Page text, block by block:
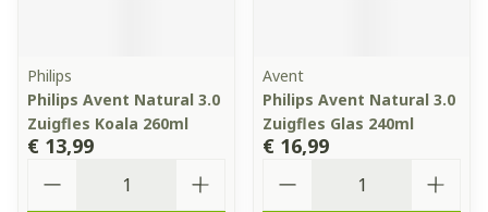
Philips
Philips Avent Natural 3.0
Zuigfles Koala 260ml
€ 13,99
Avent
Philips Avent Natural 3.0
Zuigfles Glas 240ml
€ 16,99